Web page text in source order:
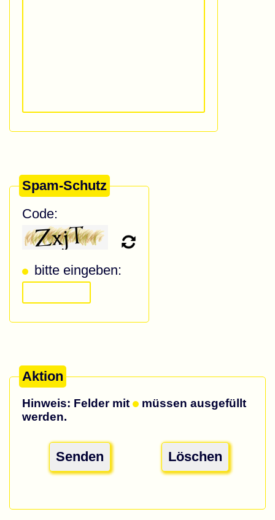
Spam-Schutz
Code:
bitte eingeben:
Aktion
Hinweis: Felder mit
müssen ausgefüllt
werden.
Senden Löschen